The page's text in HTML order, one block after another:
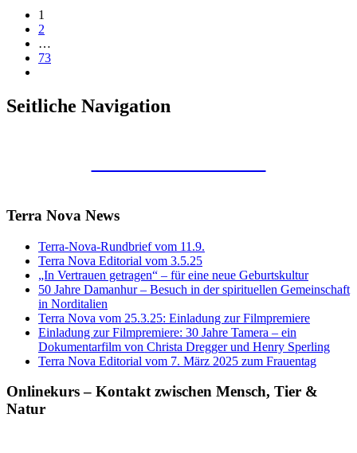
1
2
…
73
Seitliche Navigation
Terra Nova News
Terra-Nova-Rundbrief vom 11.9.
Terra Nova Editorial vom 3.5.25
„In Vertrauen getragen“ – für eine neue Geburtskultur
50 Jahre Damanhur – Besuch in der spirituellen Gemeinschaft
in Norditalien
Terra Nova vom 25.3.25: Einladung zur Filmpremiere
Einladung zur Filmpremiere: 30 Jahre Tamera – ein
Dokumentarfilm von Christa Dregger und Henry Sperling
Terra Nova Editorial vom 7. März 2025 zum Frauentag
Onlinekurs – Kontakt zwischen Mensch, Tier &
Natur